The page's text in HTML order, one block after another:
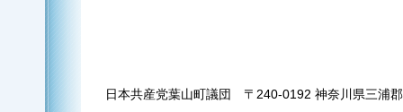
日本共産党葉山町議団 〒240-0192 神奈川県三浦